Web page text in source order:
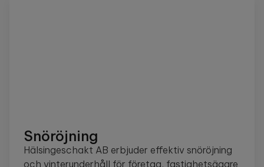
Snöröjning
Hälsingeschakt AB erbjuder effektiv snöröjning
och vinterunderhåll för företag, fastighetsägare